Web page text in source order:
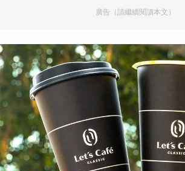
廣告（請繼續閱讀本文）